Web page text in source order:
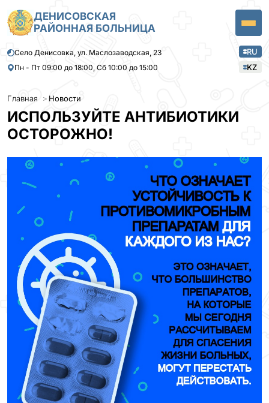
ДЕНИСОВСКАЯ
РАЙОННАЯ БОЛЬНИЦА
Село Денисовка, ул. Маслозаводская, 23
Пн - Пт 09:00 до 18:00, Сб 10:00 до 15:00
RU
KZ
Главная Новости
ИСПОЛЬЗУЙТЕ АНТИБИОТИКИ
ОСТОРОЖНО!